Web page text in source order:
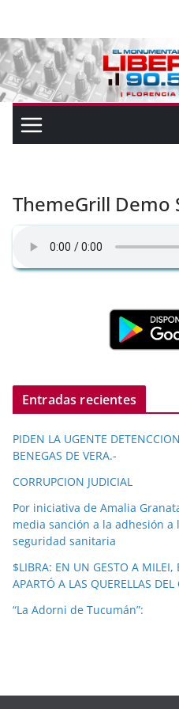
ThemeGrill Demo
Entradas recientes
PIDEN LA UGENTE
BENEGAS DE VERA.-
CORRUPCION JUDICIAL
Por iniciativa de Amalia
media sanción a la adhesión a
seguridad sanitaria
$LIBRA: EN UN GESTO A MILEI,
APARTÓ A LAS QUERELLAS DEL
“La Adorni de Tucumán”: